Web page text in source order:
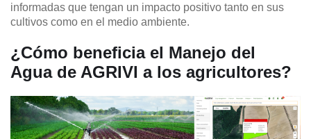
informadas que tengan un impacto positivo tanto en sus
cultivos como en el medio ambiente.
¿Cómo beneficia el Manejo del
Agua de AGRIVI a los agricultores?